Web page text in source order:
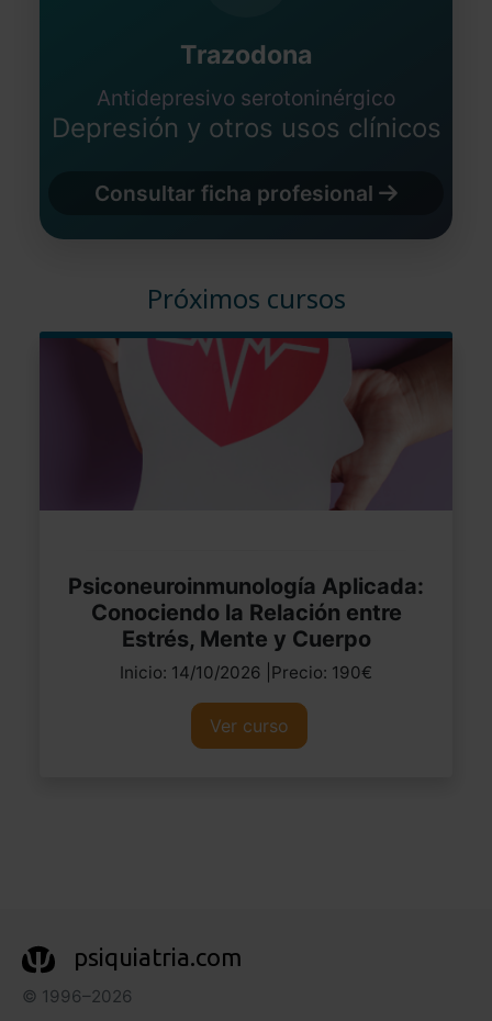
Trazodona
Antidepresivo serotoninérgico
Depresión y otros usos clínicos
Consultar ficha profesional
Próximos cursos
Psiconeuroinmunología Aplicada:
Conociendo la Relación entre
Estrés, Mente y Cuerpo
Inicio: 14/10/2026 |Precio: 190€
Ver curso
psiquiatria.com
© 1996–2026